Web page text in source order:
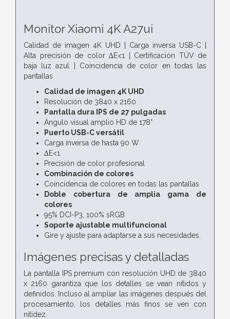
Monitor Xiaomi 4K A27ui
Calidad de imagen 4K UHD | Carga inversa USB-C |
Alta precisión de color ∆E<1 | Certificación TÜV de
baja luz azul | Coincidencia de color en todas las
pantallas
Calidad de imagen 4K UHD
Resolución de 3840 x 2160
Pantalla dura IPS de 27 pulgadas
Ángulo visual amplio HD de 178°
Puerto USB-C versátil
Carga inversa de hasta 90 W
∆E<1
Precisión de color profesional
Combinación de colores
Coincidencia de colores en todas las pantallas
Doble cobertura de amplia gama de
colores
95% DCI-P3, 100% sRGB
Soporte ajustable multifuncional
Gire y ajuste para adaptarse a sus necesidades.
Imágenes precisas y detalladas
La pantalla IPS premium con resolución UHD de 3840
x 2160 garantiza que los detalles se vean nítidos y
definidos. Incluso al ampliar las imágenes después del
procesamiento, los detalles más finos se ven con
nitidez.